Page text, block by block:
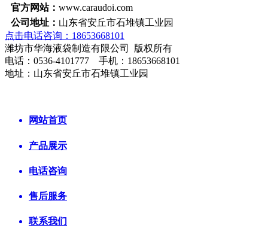
官方网站： www.caraudoi.com
公司地址： 山东省安丘市石堆镇工业园
点击电话咨询：18653668101
潍坊市华海液袋制造有限公司 版权所有
电话：0536-4101777 手机：18653668101
地址：山东省安丘市石堆镇工业园
网站首页
产品展示
电话咨询
售后服务
联系我们